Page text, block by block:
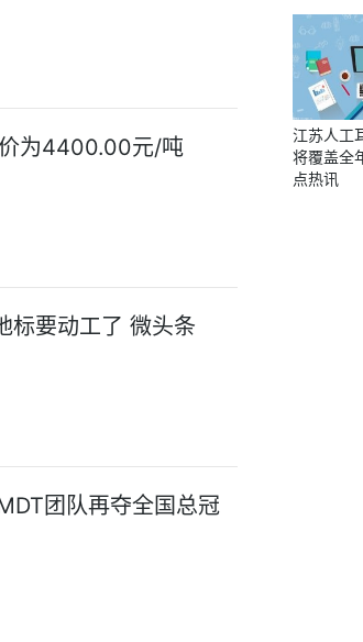
价为4400.00元/吨
标要动工了 微头条
团队再夺全国总冠
江苏人工
将覆盖全
点热讯